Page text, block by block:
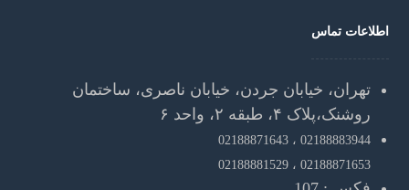
اطلاعات تماس
تهران، خیابان جردن، خیابان ناصری، ساختمان
روشنک،پلاک ۴، طبقه ۲، واحد ۶
02188883944 ،
02188871643
02188871653 ،
02188881529